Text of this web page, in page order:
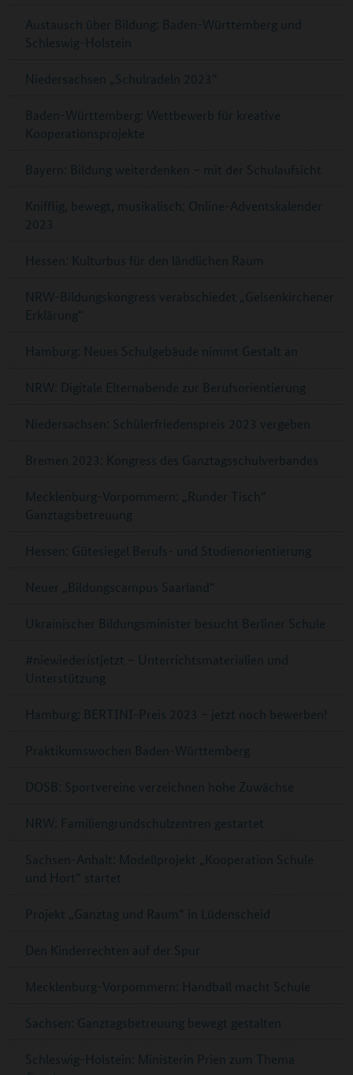
Austausch über Bildung: Baden-Württemberg und
Schleswig-Holstein
Niedersachsen „Schulradeln 2023“
Baden-Württemberg: Wettbewerb für kreative
Kooperationsprojekte
Bayern: Bildung weiterdenken – mit der Schulaufsicht
Knifflig, bewegt, musikalisch: Online-Adventskalender
2023
Hessen: Kulturbus für den ländlichen Raum
NRW-Bildungskongress verabschiedet „Gelsenkirchener
Erklärung“
Hamburg: Neues Schulgebäude nimmt Gestalt an
NRW: Digitale Elternabende zur Berufsorientierung
Niedersachsen: Schülerfriedenspreis 2023 vergeben
Bremen 2023: Kongress des Ganztagsschulverbandes
Mecklenburg-Vorpommern: „Runder Tisch“
Ganztagsbetreuung
Hessen: Gütesiegel Berufs- und Studienorientierung
Neuer „Bildungscampus Saarland“
Ukrainischer Bildungsminister besucht Berliner Schule
#niewiederistjetzt – Unterrichtsmaterialien und
Unterstützung
Hamburg: BERTINI-Preis 2023 – jetzt noch bewerben!
Praktikumswochen Baden-Württemberg
DOSB: Sportvereine verzeichnen hohe Zuwächse
NRW: Familiengrundschulzentren gestartet
Sachsen-Anhalt: Modellprojekt „Kooperation Schule
und Hort“ startet
Projekt „Ganztag und Raum“ in Lüdenscheid
Den Kinderrechten auf der Spur
Mecklenburg-Vorpommern: Handball macht Schule
Sachsen: Ganztagsbetreuung bewegt gestalten
Schleswig-Holstein: Ministerin Prien zum Thema